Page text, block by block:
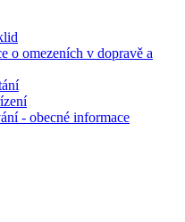
o omezeních v dopravě a
- obecné informace